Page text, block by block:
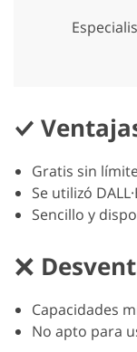
Gratis sin
Se utilizó
Sencillo y
Capacidades
No apto para